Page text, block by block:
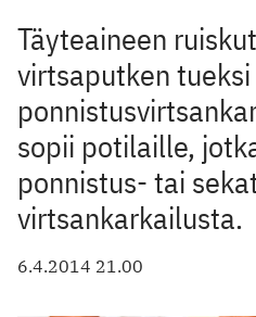
Täyteaineen
virtsaputken
sopii potilaille,
ponnistus- tai
virtsankarkailusta.
6.4.2014 21.00